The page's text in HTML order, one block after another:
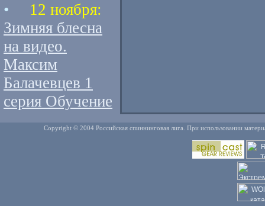
• 12 ноября:
Зимняя блесна
на видео.
Максим
Балачевцев 1
серия Обучение
Copyright © 2004 Российская спиннинговая лига. При использовании